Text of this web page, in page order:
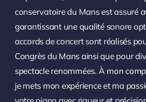
conservatoire du Mans est assuré
garantissant une qualité sonore
accords de concert sont réalisés
Congrès du Mans ainsi que pour
spectacle renommées. À mon
je mets mon expérience et ma